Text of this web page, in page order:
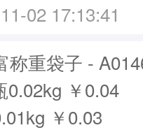
02 17:13:41
称重袋子 -
0.02kg ￥0.04
￥0.03